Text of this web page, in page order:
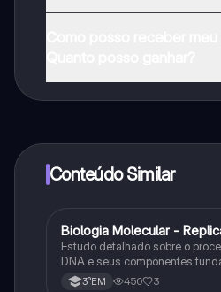
Conteúdo Similar
Ciência
Biologia Molecular -
Estudo detalhado sobre o
DNA e seus componentes
3°EM 450 3